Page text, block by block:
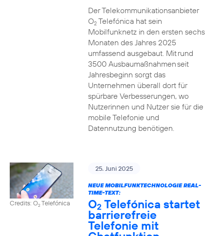
Der Telekommunikationsanbieter
O2Telefónica hat sein
Mobilfunknetz in den ersten sechs
Monaten des Jahres 2025
umfassend ausgebaut. Mit rund
3500 Ausbaumaßnahmen seit
Jahresbeginn sorgt das
Unternehmen überall dort für
spürbare Verbesserungen, wo
Nutzerinnen und Nutzer sie für die
mobile Telefonie und
Datennutzung benötigen.
Credits: O2Telefónica
25. Juni 2025
NEUE MOBILFUNKTECHNOLOGIE REAL-
TIME-TEXT:
O2 Telefónica startet
barrierefreie
Telefonie mit